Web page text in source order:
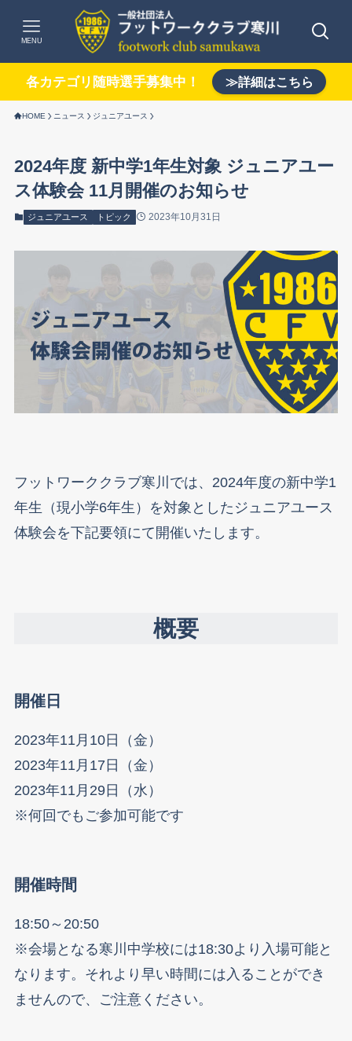
MENU
各カテゴリ随時選手募集中！ ≫詳細はこちら
HOME ニュース ジュニアユース
2024年度 新中学1年生対象 ジュニアユー
ス体験会 11月開催のお知らせ
ジュニアユース トピック 2023年10月31日
フットワーククラブ寒川では、2024年度の新中学1
年生（現小学6年生）を対象としたジュニアユース
体験会を下記要領にて開催いたします。
概要
開催日
2023年11月10日（金）
2023年11月17日（金）
2023年11月29日（水）
※何回でもご参加可能です
開催時間
18:50～20:50
※会場となる寒川中学校には18:30より入場可能と
なります。それより早い時間には入ることができ
ませんので、ご注意ください。